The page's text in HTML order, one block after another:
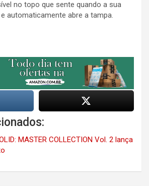
no topo que sente quando a sua
automaticamente abre a tampa.
MASTER COLLECTION Vol. 2 lança